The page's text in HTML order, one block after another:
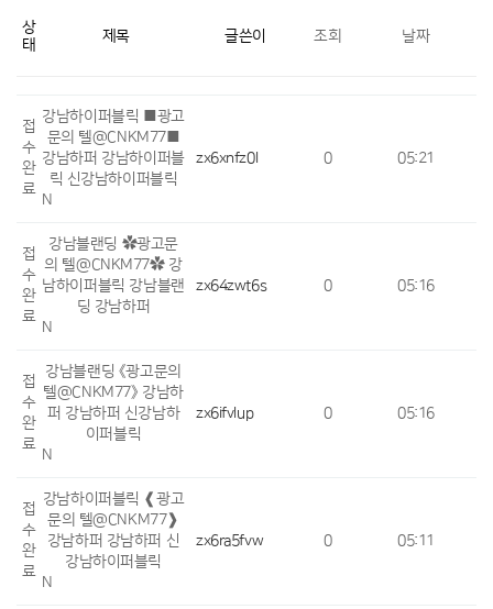
상
태
제목 글쓴이 조회 날짜
접
수
완
료
강남하이퍼블릭 ■광고
문의 텔@CNKM77■
강남하퍼 강남하이퍼블
릭 신강남하이퍼블릭
N
zx6xnfz0l 0 05:21
접
수
완
료
강남블랜딩 ✿광고문
의 텔@CNKM77✿ 강
남하이퍼블릭 강남블랜
딩 강남하퍼
N
zx64zwt6s 0 05:16
접
수
완
료
강남블랜딩 《광고문의
텔@CNKM77》 강남하
퍼 강남하퍼 신강남하
이퍼블릭
N
zx6ifvlup 0 05:16
접
수
완
료
강남하이퍼블릭 ❰광고
문의 텔@CNKM77❱
강남하퍼 강남하퍼 신
강남하이퍼블릭
N
zx6ra5fvw 0 05:11